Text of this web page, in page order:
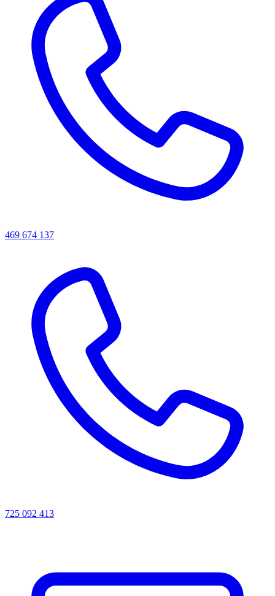
469 674 137
725 092 413